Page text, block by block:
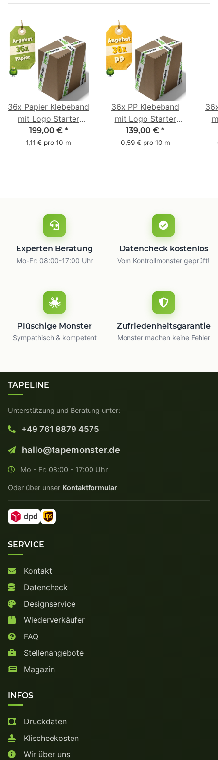
36x Papier Klebeband
mit Logo Starter
Pack - 1-farbig- 50
mm x 50 m - mit
199,00 € *
1,11 € pro 10 m
36x PP Klebeband
mit Logo Starter
Pack - 1-farbig- 48
mm x 66 m
139,00 € *
0,59 € pro 10 m
Experten Beratung
Mo-Fr: 08:00-17:00 Uhr
Datencheck kostenlos
Vom Kontrollmonster geprüft!
Plüschige Monster
Sympathisch & kompetent
Zufriedenheitsgarantie
Monster machen keine Fehler
TAPELINE
Unterstützung und Beratung unter:
+49 761 8879 4575
hallo@tapemonster.de
Mo - Fr: 08:00 - 17:00 Uhr
Oder über unser Kontaktformular
SERVICE
Kontakt
Datencheck
Designservice
Wiederverkäufer
FAQ
Stellenangebote
Magazin
INFOS
Druckdaten
Klischeekosten
Wir über uns